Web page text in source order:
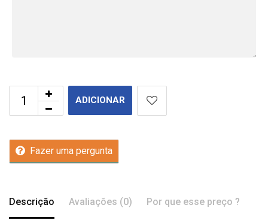
ADICIONAR
Fazer uma pergunta
Descrição Avaliações (0) Por que esse preço ?